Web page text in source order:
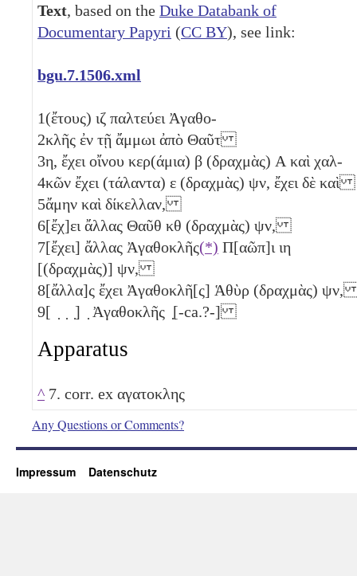
Text, based on the Duke Databank of
Documentary Papyri (CC BY), see link:
bgu.7.1506.xml
1(ἔτους) ιζ παλτεύει Ἀγαθο-
2κλῆς ἐν τῇ ἄμμωι ἀπὸ Θαῦτ
3η, ἔχει οἴνου κερ(άμια) β (δραχμὰς) Α καὶ χαλ-
4κῶν ἔχει (τάλαντα) ε (δραχμὰς) ψν, ἔχει δὲ καὶ
5ἄμην καὶ δίκελλαν,
6[ἔχ]ει ἄλλας Θαῦθ κθ (δραχμὰς) ψν,
7[ἔχει] ἄλλας Ἀγαθοκλῆς(*) Π[αῶπ]ι ιη
[(δραχμὰς)] ψν,
8[ἄλλα]ς ἔχει Ἀγαθοκλῆ[ς] Ἁθὺρ (δραχμὰς) ψν
9[ ̣ ̣ ̣] ̣ Ἀγαθοκλῆς ̣[-ca.?-]
Apparatus
^ 7. corr. ex αγατοκλης
Any Questions or Comments?
Impressum Datenschutz